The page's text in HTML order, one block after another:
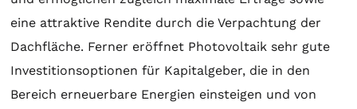
eine attraktive Rendite durch die Verpachtung der
Dachfläche. Ferner eröffnet Photovoltaik sehr gute
Investitionsoptionen für Kapitalgeber, die in den
Bereich erneuerbare Energien einsteigen und von